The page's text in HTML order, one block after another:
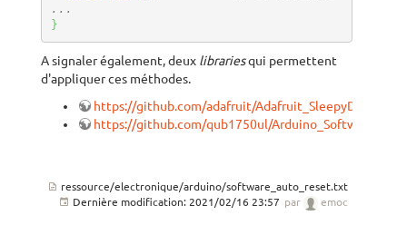
...
}
A signaler également, deux librariesqui permettent
d'appliquer ces méthodes.
https://github.com/adafruit/Adafruit_SleepyDog
https://github.com/qub1750ul/
ressource/electronique/arduino/software_auto_reset.txt
Dernière modification: 2021/02/16 23:57 par emoc